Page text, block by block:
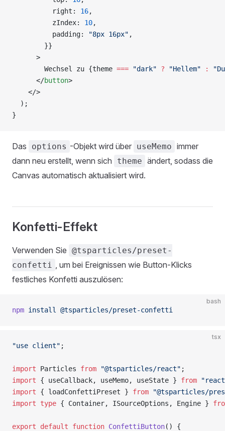
          right:
16,
          zIndex:
10,
          padding:
"8px 16px" ,
        }}
      >
        Wechsel zu {theme
=== "dark" ? "Hellem" :
      </
button>
    </>
  );
}
Das options -Objekt wird über useMemo immer
dann neu erstellt, wenn sich
theme ändert, sodass die
Canvas automatisch aktualisiert wird.
Konfetti-Effekt
Verwenden Sie @tsparticles/preset-
confetti
, um bei Ereignissen wie Button-Klicks
festliches Konfetti auszulösen:
bash
npm install @tsparticles/preset-confetti
tsx
"use client" ;
import Particles from "@tsparticles/react" ;
import { useCallback, useMemo, useState } from
import { loadConfettiPreset } from "@tsparticles/
import type { Container, ISourceOptions, Engine }
export default function ConfettiButton() {